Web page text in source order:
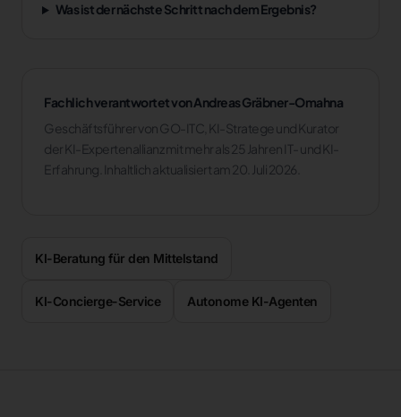
Was ist der nächste Schritt nach dem Ergebnis?
Fachlich verantwortet von Andreas Gräbner-Omahna
Geschäftsführer von GO-ITC, KI-Stratege und Kurator
der KI-Expertenallianz mit mehr als 25 Jahren IT- und KI-
Erfahrung. Inhaltlich aktualisiert am 20. Juli 2026.
KI-Beratung für den Mittelstand
KI-Concierge-Service Autonome KI-Agenten